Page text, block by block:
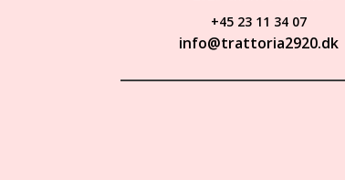
+45 23 11 34 07
info@trattoria2920.dk